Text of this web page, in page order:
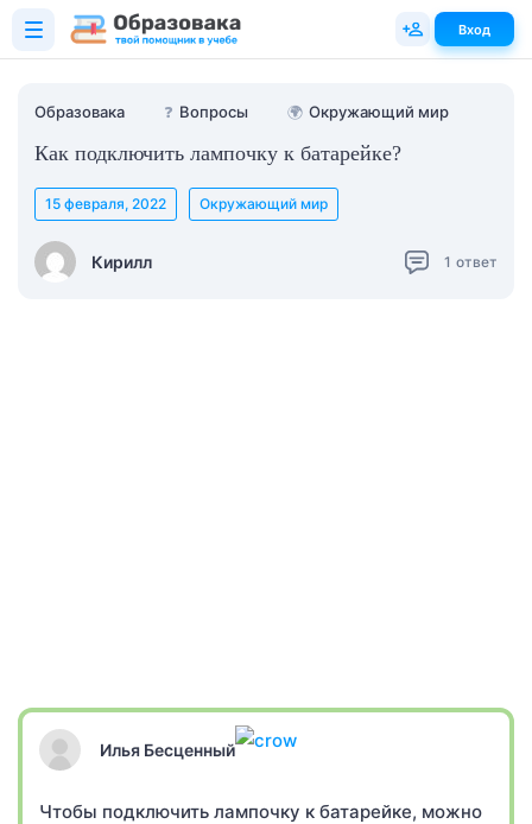
Образовака ❓ Вопросы 🌍 Окружающий мир
Как подключить лампочку к батарейке?
Кирилл
15 февраля, 2022 Окружающий мир
1 ответ
Илья Бесценный
Чтобы подключить лампочку к батарейке, можно
Вход